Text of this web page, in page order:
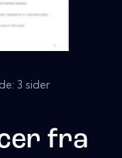
3 sider
fra